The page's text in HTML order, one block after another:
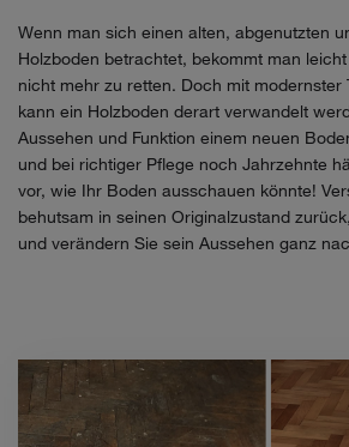
Wenn man sich einen alten, abgenutzten
Holzboden betrachtet, bekommt man
nicht mehr zu retten. Doch mit modernster
kann ein Holzboden derart verwandelt
Aussehen und Funktion einem neuen
und bei richtiger Pflege noch Jahrzehnte
vor, wie Ihr Boden ausschauen könnte!
behutsam in seinen Originalzustand
und verändern Sie sein Aussehen ganz